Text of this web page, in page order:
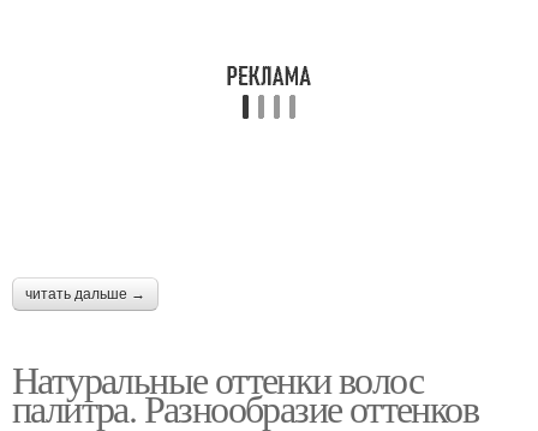
читать дальше →
Натуральные оттенки волос
палитра. Разнообразие оттенков